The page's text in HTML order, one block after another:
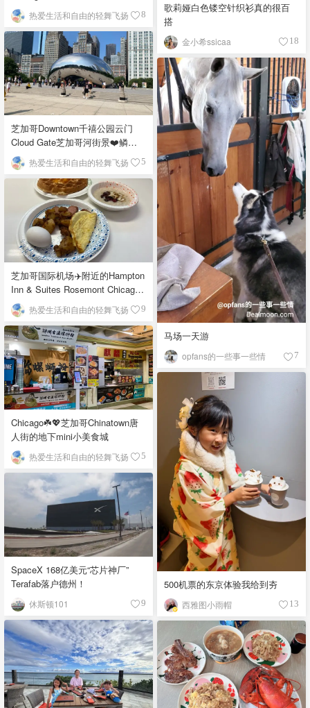
歌莉娅白色镂空针织衫真的很百
搭
金小希ssicaa 18
热爱生活和自由的轻舞飞扬 8
芝加哥Downtown千禧公园云门
Cloud Gate芝加哥河街景❤️鳞次
栉比的高楼
热爱生活和自由的轻舞飞扬 5
马场一天游
opfans的一些事一些情 7
芝加哥国际机场✈️附近的Hampton
Inn & Suites Rosemont Chicago
O'Hare自助早餐
热爱生活和自由的轻舞飞扬 9
Chicago☘️💖芝加哥Chinatown唐
人街的地下mini小美食城
热爱生活和自由的轻舞飞扬 5
500机票的东京体验我给到夯
西雅图小雨帽 13
SpaceX 168亿美元“芯片神厂”
Terafab落户德州！
休斯顿101 9